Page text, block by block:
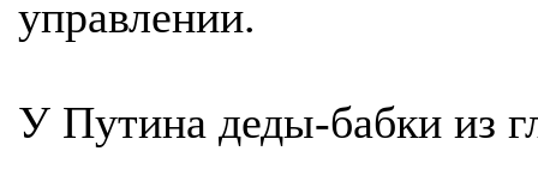
управлении.
У Путина деды-бабки из